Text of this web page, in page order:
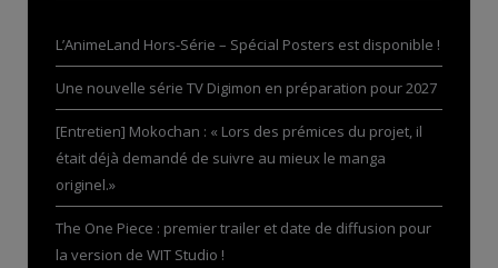
L’AnimeLand Hors-Série – Spécial Posters est disponible !
Une nouvelle série TV Digimon en préparation pour 2027
[Entretien] Mokochan : « Lors des prémices du projet, il
était déjà demandé de suivre au mieux le manga
originel.»
The One Piece : premier trailer et date de diffusion pour
la version de WIT Studio !